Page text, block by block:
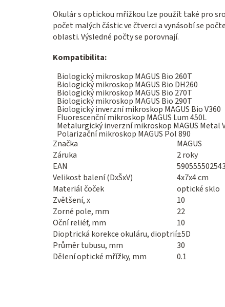
Okulár s optickou mřížkou lze použít také pro
počet malých částic ve čtverci a vynásobí se
oblasti. Výsledné počty se porovnají.
Kompatibilita:
Biologický mikroskop MAGUS Bio 260T
Biologický mikroskop MAGUS Bio DH260
Biologický mikroskop MAGUS Bio 270T
Biologický mikroskop MAGUS Bio 290T
Biologický inverzní mikroskop MAGUS Bio V360
Fluorescenční mikroskop MAGUS Lum 450L
Metalurgický inverzní mikroskop MAGUS Metal
Polarizační mikroskop MAGUS Pol 890
Značka
MAGUS
Záruka
2 roky
EAN
Velikost balení (DxŠxV)
4x7x4 cm
Materiál čoček
optické sklo
Zvětšení, x
10
Zorné pole, mm
22
Oční reliéf, mm
10
Dioptrická korekce okuláru, dioptrií±5D
Průměr tubusu, mm
30
Dělení optické mřížky, mm
0.1